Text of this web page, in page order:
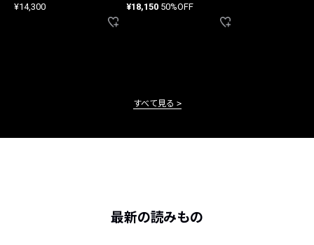
¥14,300 ¥18,150 50%OFF
すべて見る
最新の読みもの